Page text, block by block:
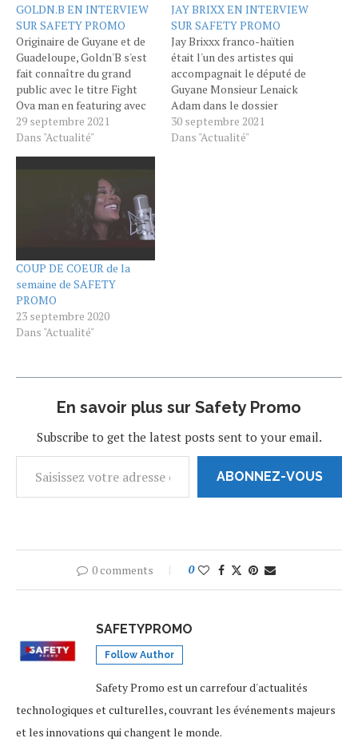
GOLDN.B EN INTERVIEW
SUR SAFETY PROMO
Originaire de Guyane et de
Guadeloupe, Goldn'B s'est
fait connaître du grand
public avec le titre Fight
Ova man en featuring avec
Kenvybz.
https://youtu.be/kiBIYVGMkTk
L'équipe de Safety Promo
l'artiste GOLDN.B qui avait
accompagner le député de
Guyane monsieur Lenaik
Adam dans le dossier
29 septembre 2021
Dans "Actualité"
JAY BRIXX EN INTERVIEW
SUR SAFETY PROMO
Jay Brixxx franco-haïtien
était l'un des artistes qui
accompagnait le député de
Guyane Monsieur Lenaick
Adam dans le dossier
Spotify dans les Doms.
https://youtu.be/-
30 septembre 2021
Dans "Actualité"
COUP DE COEUR de la
semaine de SAFETY
PROMO
23 septembre 2020
Dans "Actualité"
En savoir plus sur Safety Promo
Subscribe to get the latest posts sent to your email.
ABONNEZ-VOUS
0 comments 0
SAFETYPROMO
Follow Author
Safety Promo est un carrefour d'actualités
technologiques et culturelles, couvrant les événements majeurs
et les innovations qui changent le monde.